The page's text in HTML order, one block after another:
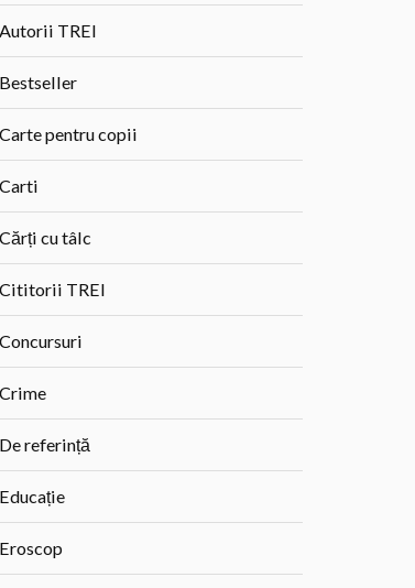
Autorii TREI
Bestseller
Carte pentru copii
Carti
Cărți cu tâlc
Cititorii TREI
Concursuri
Crime
De referință
Educație
Eroscop